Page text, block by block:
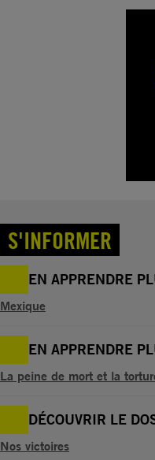
S'INFORMER
EN APPRENDRE
Mexique
EN APPRENDRE
La peine de mort et la
DÉCOUVRIR LE
Nos victoires